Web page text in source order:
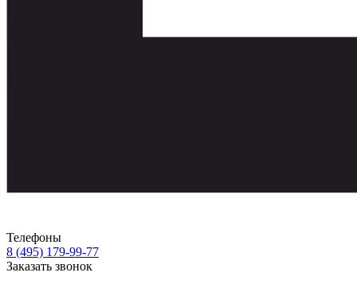
Телефоны
8 (495) 179-99-77
Заказать звонок